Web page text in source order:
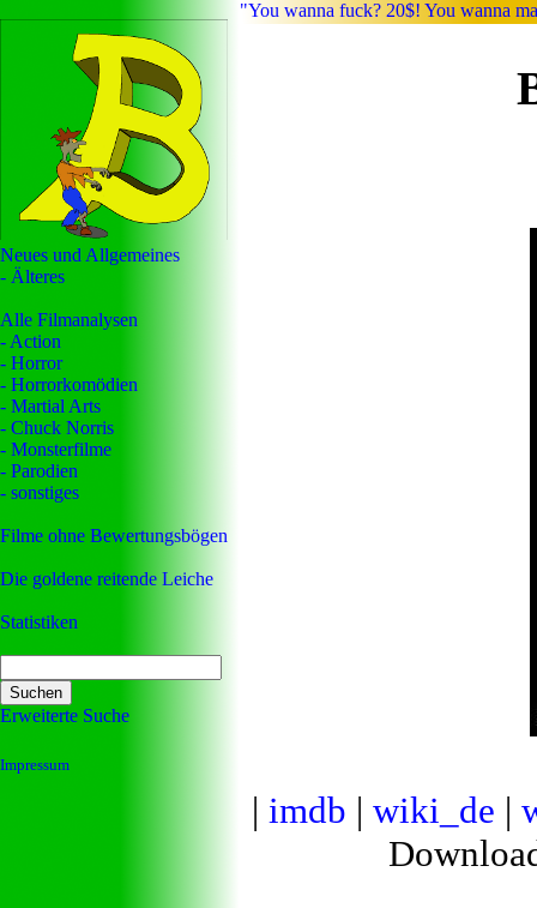
Neues und Allgemeines
- Älteres
Alle Filmanalysen
- Action
- Horror
- Horrorkomödien
- Martial Arts
- Chuck Norris
- Monsterfilme
- Parodien
- sonstiges
Filme ohne Bewertungsbögen
Die goldene reitende Leiche
Statistiken
Erweiterte Suche
Impressum
"You wanna fuck? 20$! You wanna
| imdb | wiki_de |